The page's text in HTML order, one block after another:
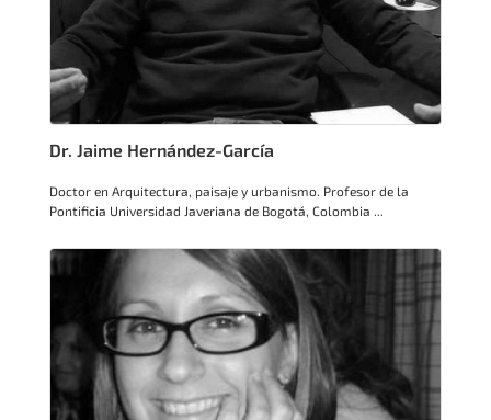
Dr. Jaime Hernández-García
Doctor en Arquitectura, paisaje y urbanismo. Profesor de la
Pontificia Universidad Javeriana de Bogotá, Colombia ...